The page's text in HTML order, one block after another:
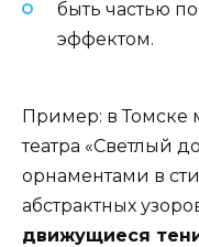
быть частью
эффектом.
Пример: в Томске
театра «Светлый
орнаментами в
абстрактных
движущиеся